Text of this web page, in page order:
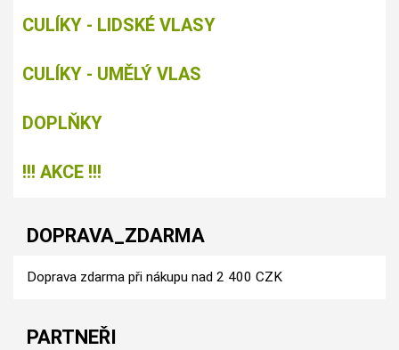
CULÍKY - LIDSKÉ VLASY
CULÍKY - UMĚLÝ VLAS
DOPLŇKY
!!! AKCE !!!
DOPRAVA_ZDARMA
Doprava zdarma při nákupu nad 2 400 CZK
PARTNEŘI